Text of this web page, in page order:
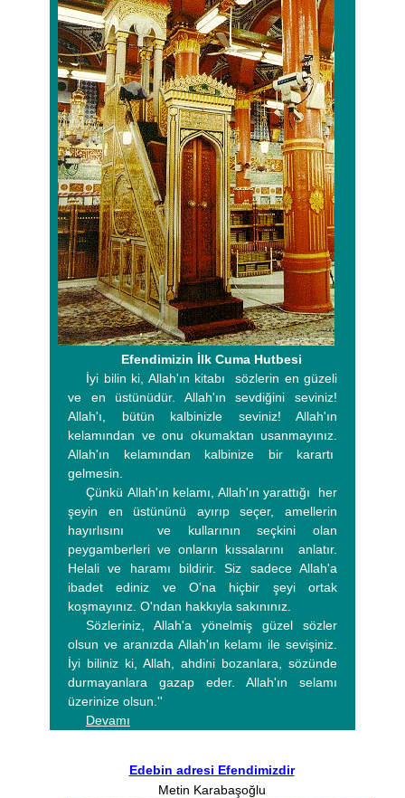
Efendimizin İlk Cuma Hutbesi
İyi bilin ki, Allah'ın kitabı sözlerin en güzeli
ve en üstünüdür. Allah'ın sevdiğini seviniz!
Allah'ı, bütün kalbinizle seviniz! Allah'ın
kelamından ve onu okumaktan usanmayınız.
Allah'ın kelamından kalbinize bir karartı
gelmesin.
Çünkü Allah'ın kelamı, Allah'ın yarattığı her
şeyin en üstününü ayırıp seçer, amellerin
hayırlısını ve kullarının seçkini olan
peygamberleri ve onların kıssalarını anlatır.
Helali ve haramı bildirir. Siz sadece Allah'a
ibadet ediniz ve O'na hiçbir şeyi ortak
koşmayınız. O'ndan hakkıyla sakınınız.
Sözleriniz, Allah'a yönelmiş güzel sözler
olsun ve aranızda Allah'ın kelamı ile sevişiniz.
İyi biliniz ki, Allah, ahdini bozanlara, sözünde
durmayanlara gazap eder. Allah'ın selamı
üzerinize olsun.''
Devamı
Edebin adresi Efendimizdir
Metin Karabaşoğlu